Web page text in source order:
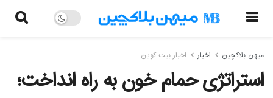
میهن بلاکچین اخبار اخبار بیت کوین
استراتژی حمام خون به راه انداخت؛